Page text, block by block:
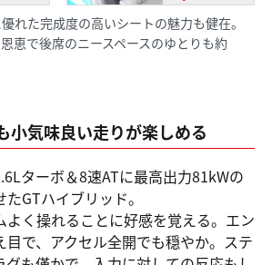
れた完成度の高いシートの魅力も健在。
恵で後席のニースペースのゆとりも約
小気味良い走りが楽しめる
ターボ＆8速ATに最高出力81kWの
GTハイブリッド。
よく操れることに好感を覚える。エン
で、アクセル全開でも穏やか。ステ